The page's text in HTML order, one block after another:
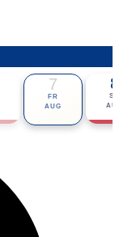
7
FR
AUG
8
SA